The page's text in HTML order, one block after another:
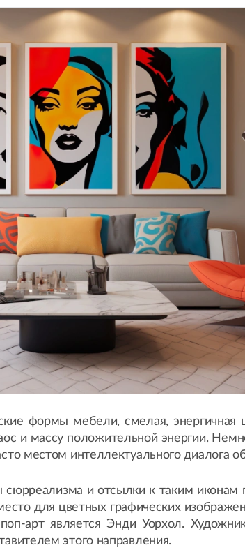
формы мебели, смелая, энергичная
и массу положительной энергии.
местом интеллектуального диалога
сюрреализма и отсылки к таким
для цветных графических
арт является Энди Уорхол.
этого направления.